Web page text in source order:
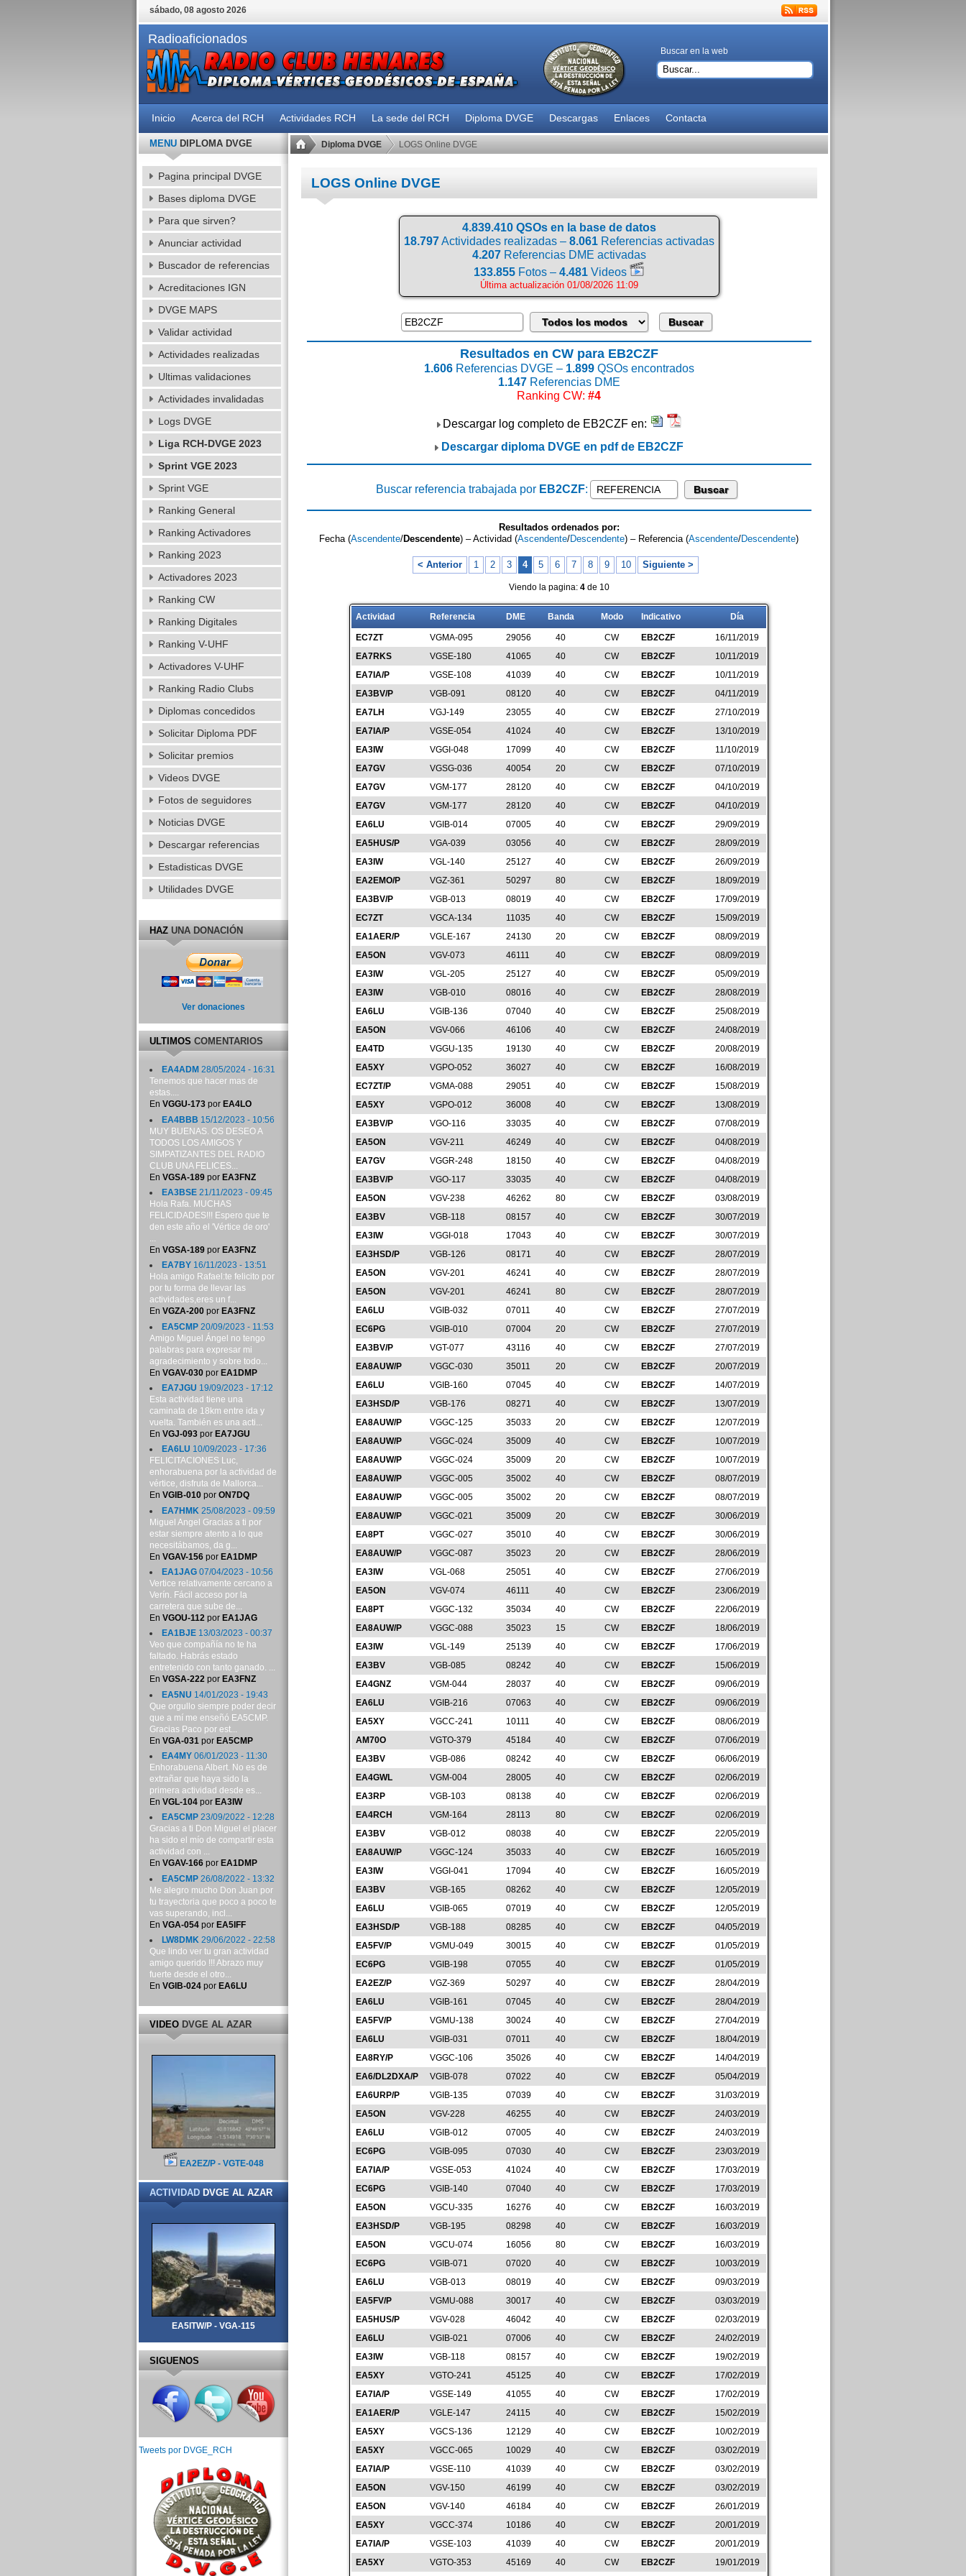
sábado, 08 agosto 2026
Radioaficionados
Buscar en la web
Inicio Acerca del RCH Actividades RCH La sede del RCH Diploma DVGE Descargas Enlaces Contacta
Diploma DVGE LOGS Online DVGE
LOGS Online DVGE
4.839.410 QSOs en la base de datos
18.797Actividades realizadas – 8.061Referencias activadas
4.207Referencias DME activadas
133.855 Fotos – 4.481 Videos
Última actualización 01/08/2026 11:09
Resultados en CW para EB2CZF
1.606Referencias DVGE – 1.899QSOs encontrados
1.147Referencias DME
Ranking CW: #4
Descargar log completo de EB2CZF en:
Descargar diploma DVGE en pdf de EB2CZF
Buscar referencia trabajada por EB2CZF:
Resultados ordenados por:
Fecha (Ascendente/Descendente) – Actividad (Ascendente/Descendente) – Referencia (Ascendente/Descendente)
< Anterior 1 2 3 4 5 6 7 8 9 10 Siguiente >
Viendo la pagina: 4de 10
Actividad Referencia DME Banda Modo Indicativo Día
EC7ZT VGMA-095 29056 40 CW EB2CZF
16/11/2019
EA7RKS
VGSE-180 41065 40 CW EB2CZF
10/11/2019
EA7IA/P
VGSE-108 41039 40 CW EB2CZF
10/11/2019
EA3BV/P
VGB-091 08120 40 CW EB2CZF
04/11/2019
EA7LH
VGJ-149 23055 40 CW EB2CZF
27/10/2019
EA7IA/P
VGSE-054 41024 40 CW EB2CZF
13/10/2019
EA3IW
VGGI-048 17099 40 CW EB2CZF
11/10/2019
EA7GV
VGSG-036 40054 20 CW EB2CZF
07/10/2019
EA7GV
VGM-177 28120 40 CW EB2CZF
04/10/2019
EA7GV
VGM-177 28120 40 CW EB2CZF
04/10/2019
EA6LU
VGIB-014 07005 40 CW EB2CZF
29/09/2019
EA5HUS/P
VGA-039 03056 40 CW EB2CZF
28/09/2019
EA3IW
VGL-140 25127 40 CW EB2CZF
26/09/2019
EA2EMO/P
VGZ-361 50297 80 CW EB2CZF
18/09/2019
EA3BV/P
VGB-013 08019 40 CW EB2CZF
17/09/2019
EC7ZT
VGCA-134 11035 40 CW EB2CZF
15/09/2019
EA1AER/P
VGLE-167 24130 20 CW EB2CZF
08/09/2019
EA5ON
VGV-073 46111 40 CW EB2CZF
08/09/2019
EA3IW
VGL-205 25127 40 CW EB2CZF
05/09/2019
EA3IW
VGB-010 08016 40 CW EB2CZF
28/08/2019
EA6LU
VGIB-136 07040 40 CW EB2CZF
25/08/2019
EA5ON
VGV-066 46106 40 CW EB2CZF
24/08/2019
EA4TD
VGGU-135 19130 40 CW EB2CZF
20/08/2019
EA5XY
VGPO-052 36027 40 CW EB2CZF
16/08/2019
EC7ZT/P
VGMA-088 29051 40 CW EB2CZF
15/08/2019
EA5XY
VGPO-012 36008 40 CW EB2CZF
13/08/2019
EA3BV/P
VGO-116 33035 40 CW EB2CZF
07/08/2019
EA5ON
VGV-211 46249 40 CW EB2CZF
04/08/2019
EA7GV
VGGR-248 18150 40 CW EB2CZF
04/08/2019
EA3BV/P
VGO-117 33035 40 CW EB2CZF
04/08/2019
EA5ON
VGV-238 46262 80 CW EB2CZF
03/08/2019
EA3BV
VGB-118 08157 40 CW EB2CZF
30/07/2019
EA3IW
VGGI-018 17043 40 CW EB2CZF
30/07/2019
EA3HSD/P
VGB-126 08171 40 CW EB2CZF
28/07/2019
EA5ON
VGV-201 46241 40 CW EB2CZF
28/07/2019
EA5ON
VGV-201 46241 80 CW EB2CZF
28/07/2019
EA6LU
VGIB-032 07011 40 CW EB2CZF
27/07/2019
EC6PG
VGIB-010 07004 20 CW EB2CZF
27/07/2019
EA3BV/P
VGT-077 43116 40 CW EB2CZF
27/07/2019
EA8AUW/P
VGGC-030 35011 20 CW EB2CZF
20/07/2019
EA6LU
VGIB-160 07045 40 CW EB2CZF
14/07/2019
EA3HSD/P
VGB-176 08271 40 CW EB2CZF
13/07/2019
EA8AUW/P
VGGC-125 35033 20 CW EB2CZF
12/07/2019
EA8AUW/P
VGGC-024 35009 40 CW EB2CZF
10/07/2019
EA8AUW/P
VGGC-024 35009 20 CW EB2CZF
10/07/2019
EA8AUW/P
VGGC-005 35002 40 CW EB2CZF
08/07/2019
EA8AUW/P
VGGC-005 35002 20 CW EB2CZF
08/07/2019
EA8AUW/P
VGGC-021 35009 20 CW EB2CZF
30/06/2019
EA8PT
VGGC-027 35010 40 CW EB2CZF
30/06/2019
EA8AUW/P
VGGC-087 35023 20 CW EB2CZF
28/06/2019
EA3IW
VGL-068 25051 40 CW EB2CZF
27/06/2019
EA5ON
VGV-074 46111 40 CW EB2CZF
23/06/2019
EA8PT
VGGC-132 35034 40 CW EB2CZF
22/06/2019
EA8AUW/P
VGGC-088 35023 15 CW EB2CZF
18/06/2019
EA3IW
VGL-149 25139 40 CW EB2CZF
17/06/2019
EA3BV
VGB-085 08242 40 CW EB2CZF
15/06/2019
EA4GNZ
VGM-044 28037 40 CW EB2CZF
09/06/2019
EA6LU
VGIB-216 07063 40 CW EB2CZF
09/06/2019
EA5XY
VGCC-241 10111 40 CW EB2CZF
08/06/2019
AM70O
VGTO-379 45184 40 CW EB2CZF
07/06/2019
EA3BV
VGB-086 08242 40 CW EB2CZF
06/06/2019
EA4GWL
VGM-004 28005 40 CW EB2CZF
02/06/2019
EA3RP
VGB-103 08138 40 CW EB2CZF
02/06/2019
EA4RCH
VGM-164 28113 80 CW EB2CZF
02/06/2019
EA3BV
VGB-012 08038 40 CW EB2CZF
22/05/2019
EA8AUW/P
VGGC-124 35033 40 CW EB2CZF
16/05/2019
EA3IW
VGGI-041 17094 40 CW EB2CZF
16/05/2019
EA3BV
VGB-165 08262 40 CW EB2CZF
12/05/2019
EA6LU
VGIB-065 07019 40 CW EB2CZF
12/05/2019
EA3HSD/P
VGB-188 08285 40 CW EB2CZF
04/05/2019
EA5FV/P
VGMU-049 30015 40 CW EB2CZF
01/05/2019
EC6PG
VGIB-198 07055 40 CW EB2CZF
01/05/2019
EA2EZ/P
VGZ-369 50297 40 CW EB2CZF
28/04/2019
EA6LU
VGIB-161 07045 40 CW EB2CZF
28/04/2019
EA5FV/P
VGMU-138 30024 40 CW EB2CZF
27/04/2019
EA6LU
VGIB-031 07011 40 CW EB2CZF
18/04/2019
EA8RY/P
VGGC-106 35026 40 CW EB2CZF
14/04/2019
EA6/DL2DXA/P
VGIB-078 07022 40 CW EB2CZF
05/04/2019
EA6URP/P
VGIB-135 07039 40 CW EB2CZF
31/03/2019
EA5ON
VGV-228 46255 40 CW EB2CZF
24/03/2019
EA6LU
VGIB-012 07005 40 CW EB2CZF
24/03/2019
EC6PG
VGIB-095 07030 40 CW EB2CZF
23/03/2019
EA7IA/P
VGSE-053 41024 40 CW EB2CZF
17/03/2019
EC6PG
VGIB-140 07040 40 CW EB2CZF
17/03/2019
EA5ON
VGCU-335 16276 40 CW EB2CZF
16/03/2019
EA3HSD/P
VGB-195 08298 40 CW EB2CZF
16/03/2019
EA5ON
VGCU-074 16056 80 CW EB2CZF
16/03/2019
EC6PG
VGIB-071 07020 40 CW EB2CZF
10/03/2019
EA6LU
VGB-013 08019 40 CW EB2CZF
09/03/2019
EA5FV/P
VGMU-088 30017 40 CW EB2CZF
03/03/2019
EA5HUS/P
VGV-028 46042 40 CW EB2CZF
02/03/2019
EA6LU
VGIB-021 07006 40 CW EB2CZF
24/02/2019
EA3IW
VGB-118 08157 40 CW EB2CZF
19/02/2019
EA5XY
VGTO-241 45125 40 CW EB2CZF
17/02/2019
EA7IA/P
VGSE-149 41055 40 CW EB2CZF
17/02/2019
EA1AER/P
VGLE-147 24115 40 CW EB2CZF
15/02/2019
EA5XY
VGCS-136 12129 40 CW EB2CZF
10/02/2019
EA5XY
VGCC-065 10029 40 CW EB2CZF
03/02/2019
EA7IA/P
VGSE-110 41039 40 CW EB2CZF
03/02/2019
EA5ON
VGV-150 46199 40 CW EB2CZF
03/02/2019
EA5ON
VGV-140 46184 40 CW EB2CZF
26/01/2019
EA5XY
VGCC-374 10186 40 CW EB2CZF
20/01/2019
EA7IA/P
VGSE-103 41039 40 CW EB2CZF
20/01/2019
EA5XY
VGTO-353 45169 40 CW EB2CZF 19/01/2019
MENUDIPLOMA DVGE
Pagina principal DVGE
Bases diploma DVGE
Para que sirven?
Anunciar actividad
Buscador de referencias
Acreditaciones IGN
DVGE MAPS
Validar actividad
Actividades realizadas
Ultimas validaciones
Actividades invalidadas
Logs DVGE
Liga RCH-DVGE 2023
Sprint VGE 2023
Sprint VGE
Ranking General
Ranking Activadores
Ranking 2023
Activadores 2023
Ranking CW
Ranking Digitales
Ranking V-UHF
Activadores V-UHF
Ranking Radio Clubs
Diplomas concedidos
Solicitar Diploma PDF
Solicitar premios
Videos DVGE
Fotos de seguidores
Noticias DVGE
Descargar referencias
Estadisticas DVGE
Utilidades DVGE
HAZUNA DONACIÓN
Ver donaciones
ULTIMOSCOMENTARIOS
EA4ADM 28/05/2024 - 16:31
Tenemos que hacer mas de
estas....
En VGGU-173por EA4LO
EA4BBB 15/12/2023 - 10:56
MUY BUENAS. OS DESEO A
TODOS LOS AMIGOS Y
SIMPATIZANTES DEL RADIO
CLUB UNA FELICES...
En VGSA-189por EA3FNZ
EA3BSE21/11/2023 - 09:45
Hola Rafa. MUCHAS
FELICIDADES!!! Espero que te
den este año el 'Vértice de oro'
...
En VGSA-189por EA3FNZ
EA7BY16/11/2023 - 13:51
Hola amigo Rafael:te felicito por
por tu forma de llevar las
actividades,eres un f...
En VGZA-200por EA3FNZ
EA5CMP20/09/2023 - 11:53
Amigo Miguel Ángel no tengo
palabras para expresar mi
agradecimiento y sobre todo...
En VGAV-030por EA1DMP
EA7JGU 19/09/2023 - 17:12
Esta actividad tiene una
caminata de 18km entre ida y
vuelta. También es una acti...
En VGJ-093por EA7JGU
EA6LU 10/09/2023 - 17:36
FELICITACIONES Luc,
enhorabuena por la actividad de
vértice, disfruta de Mallorca...
En VGIB-010por ON7DQ
EA7HMK 25/08/2023 - 09:59
Miguel Angel Gracias a ti por
estar siempre atento a lo que
necesitábamos, da g...
En VGAV-156por EA1DMP
EA1JAG07/04/2023 - 10:56
Vertice relativamente cercano a
Verín. Fácil acceso por la
carretera que sube de...
En VGOU-112por EA1JAG
EA1BJE13/03/2023 - 00:37
Veo que compañía no te ha
faltado. Habrás estado
entretenido con tanto ganado. ...
En VGSA-222por EA3FNZ
EA5NU 14/01/2023 - 19:43
Que orgullo siempre poder decir
que a mí me enseñó EA5CMP.
Gracias Paco por est...
En VGA-031 por EA5CMP
EA4MY06/01/2023 - 11:30
Enhorabuena Albert. No es de
extrañar que haya sido la
primera actividad desde es...
En VGL-104por EA3IW
EA5CMP23/09/2022 - 12:28
Gracias a ti Don Miguel el placer
ha sido el mío de compartir esta
actividad con ...
En VGAV-166por EA1DMP
EA5CMP26/08/2022 - 13:32
Me alegro mucho Don Juan por
tu trayectoria que poco a poco te
vas superando, incl...
En VGA-054por EA5IFF
LW8DMK29/06/2022 - 22:58
Que lindo ver tu gran actividad
amigo querido !!! Abrazo muy
fuerte desde el otro...
En VGIB-024por EA6LU
VIDEODVGE AL AZAR
EA2EZ/P - VGTE-048
ACTIVIDADDVGE AL AZAR
EA5ITW/P - VGA-115
SIGUENOS
Tweets por DVGE_RCH